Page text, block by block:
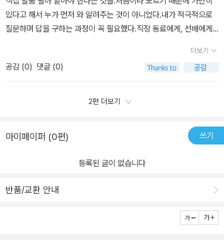
그려 볼 수도 있으니 말이다! ​이 포스팅은 메가스터디북스로부터도서
를 제공받아 주관적인 견해로 작성된 서평입니다.
에 많은 개념을 알고 있어야 할 게 상당하다. 방향을 잡으려면 우선적
으로 보고서 쓰는 순서부터 기억하는 게 중요하다는 걸 이 책을 통해
에 잘 들어온다. 직무 상관없이 상사에게 제공해야 할 보고서를 잘 쓰
고 위기모면하는데 해결책을 제시해주어서 이해가 잘 되도록 종종 중
요한 사람은 MZ세대용도로 만들어진 것이며, 현재 고군분투하게 회
사생활하고 있을 때 어려움을 이겨내는데 필요한 찬스를 제공해주는
잡고 그에 맞는 일목요연하게 적되 구체화시키기 위한 완성도를 갖추
는데 필요한 말만 넣어야 한다는 것이다. 글에서 말하고자 하는 요지
가 확실히 알 수 있게 정확성과 논리, 통일감있게 가독성을 끌어올릴
수 있는 일관성이 매우 중요시해야한다는 걸 잊지 않아야 하는 저자
의 당부가 인상깊다.​ 보고서 쓸 때 자료 수집부터 논리적 구조화와 깔
돕습니다. 마무리로 예제를 통해 보고서 작성을 실습할 수 있도록 짜
여있습니다.잘쓰는 법만 알려주는 것이 아니라, 책의 글 자체가 짜임
새가 탄탄하여 저자의 신뢰도를 더욱 높이고 있습니다.이 책은 자신
이 일잘러가 되고싶은 사람이 읽어도 좋을 책이지만, 더 나아가 누군
가와 소통을 잘하고싶은 사람, 근거와 명분을 정확히 하여 자신의 주
있다고 해서 누가 먼저 와 알려주는 것이 아니었다.내가 적극적으로
질문하며 답을 구하는 과정이 꼭 필요했다.직장 동료에게, 선배에게
초년생들이 보고서를 작성할 때,혹은 아직도 보고서 작성이 어려운
사람들에게,보고서를 좀 더 깔끔하게 작성하고 싶은 사람들에게도움
이 되는 책이다.책 제목에서도 알 수 있듯이,신입 때 알았더라면 좋았
을보고서 잘 쓰는 법이 나와 있다.사실 이렇게 리뷰를 쓰면서도내 마
에 맞춰서 써야 하는 게 아닐까 하며... ^^;(사실 이런 이모티콘도 안
되는데;;)이 책은 일반적인 보고서 작성 프로세스에 따라총 4파트로
같은 단계를 거친다.첫째, 의도 파악하기둘째, 메세지 & 구성 잡기셋
에서는 보고 받는 사람이 누구인지,보고의 목적이 무엇인지를 파악한
다.보고서도 결국 커뮤니케이션 방식 중 하나다. (p.16)잘 만든 보고
서를 작성하기 위해서는보고하는 사람인 내가 아니라보고 받는 사람
더보기
공감 (0) 댓글 (0)
2편 더보기
마이페이퍼 (0편) 쓰기
등록된 글이 없습니다
반품/교환 안내